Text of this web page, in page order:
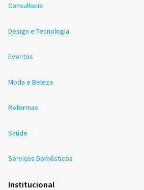
Consultoria
Design e Tecnologia
Eventos
Moda e Beleza
Reformas
Saúde
Serviços Domésticos
Institucional